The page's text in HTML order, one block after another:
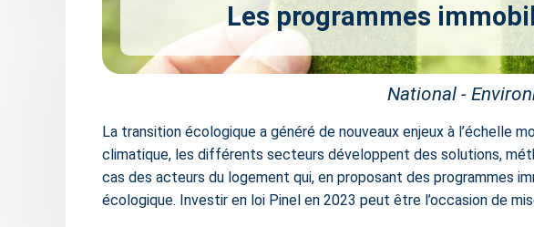
Les programmes
National -
La transition écologique a généré de nouveaux enjeux à l’échelle
climatique, les différents secteurs développent des solutions,
cas des acteurs du logement qui, en proposant des programmes
écologique. Investir en loi Pinel en 2023 peut être l’occasion de